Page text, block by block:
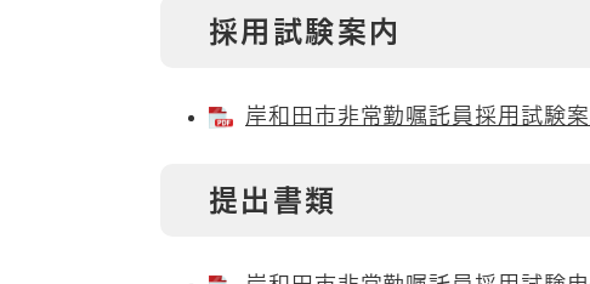
採用試験案内
岸和田市非常勤嘱託員採用試験
提出書類